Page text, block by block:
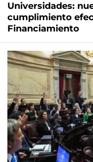
Universidades:
cumplimiento
Financiamiento